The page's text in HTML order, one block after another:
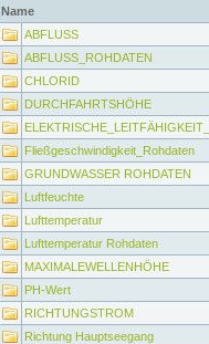
Name
ABFLUSS
ABFLUSS_ROHDATEN
CHLORID
DURCHFAHRTSHÖHE
Fließgeschwindigkeit_Rohdaten
GRUNDWASSER ROHDATEN
Luftfeuchte
Lufttemperatur
Lufttemperatur Rohdaten
MAXIMALEWELLENHÖHE
PH-Wert
RICHTUNGSTROM
Richtung Hauptseegang